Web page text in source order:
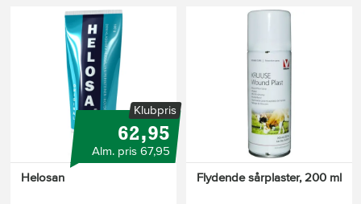
Klubpris
62,95
Alm. pris 67,95
Helosan
Flydende sårplaster, 200 ml